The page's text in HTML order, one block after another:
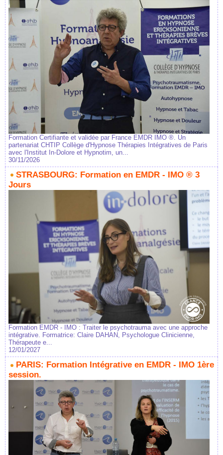
Formation Certifiante et validée par France EMDR IMO ®. Un
partenariat CHTIP Collège d'Hypnose Thérapies Intégratives de Paris
avec l'Institut In-Dolore et Hypnotim, un...
30/11/2026
STRASBOURG: Formation en EMDR - IMO ® 3
Jours
Formation EMDR - IMO : Traiter le psychotrauma avec une approche
intégrative. Formatrice: Claire DAHAN, Psychologue Clinicienne,
Thérapeute e...
12/01/2027
PARIS: Formation Intégrative en EMDR - IMO 1ère
session.